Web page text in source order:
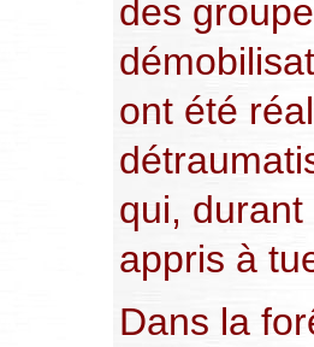
des
ont été
qui,
appris à
Dans la